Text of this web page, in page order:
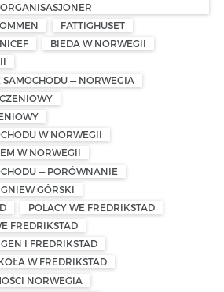
ORGANISASJONER
FATTIGHUSET
BIEDA W NORWEGII
— NORWEGIA
W NORWEGII
W NORWEGII
— PORÓWNANIE
GÓRSKI
POLACY WE FREDRIKSTAD
FREDRIKSTAD
I FREDRIKSTAD
W FREDRIKSTAD
NORWEGIA